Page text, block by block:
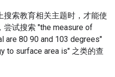
索教育相关主题时，才能使
尝试搜索 "the measure of
are 80 90 and 103 degrees"
to surface area is" 之类的查